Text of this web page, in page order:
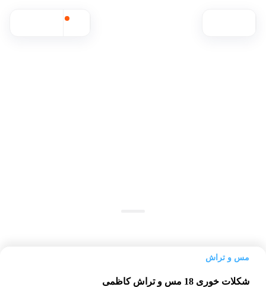
اشتراک‌گذاری
مس و تراش
شکلات خوری 18 مس و تراش کاظمی